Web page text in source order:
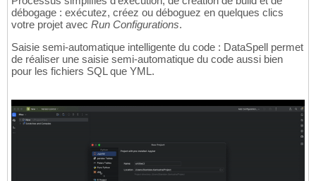
débogage : exécutez, créez ou déboguez en quelques clics
votre projet avec Run Configurations.
Saisie semi-automatique intelligente du code : DataSpell permet
de réaliser une saisie semi-automatique du code aussi bien
pour les fichiers SQL que YML.